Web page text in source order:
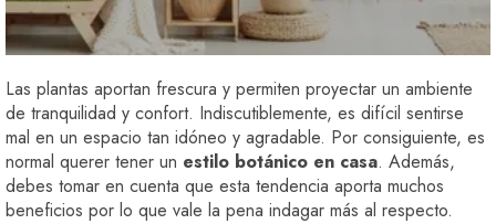
Las plantas aportan frescura y permiten proyectar un ambiente
de tranquilidad y confort. Indiscutiblemente, es difícil sentirse
mal en un espacio tan idóneo y agradable. Por consiguiente, es
normal querer tener un estilo botánico en casa. Además,
debes tomar en cuenta que esta tendencia aporta muchos
beneficios por lo que vale la pena indagar más al respecto.